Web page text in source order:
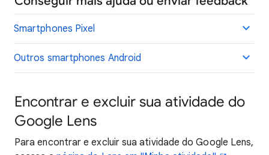
Smartphones Pixel
Outros smartphones Android
Encontrar e excluir sua atividade do
Google Lens
Para encontrar e excluir sua atividade do Google Lens,